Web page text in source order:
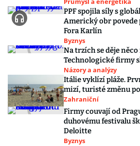
PPF spojila síly s
Americký obr povede
Fora Karlín
Byznys
Na trzích se děje
Technologické firmy
Názory a analýzy
Itálie vyklízí pláže.
mizí, turisté změnu
Zahraniční
Firmy couvají od
duhovému festivalu
Deloitte
Byznys